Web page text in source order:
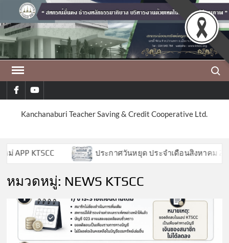
content
facebookyoutube
Kanchanaburi Teacher Saving & Credit Cooperative Ltd.
KTSCC ประกาศวันหยุด ประจำเดือนสิงหาคม 2569
หมวดหมู่: NEWS KTSCC